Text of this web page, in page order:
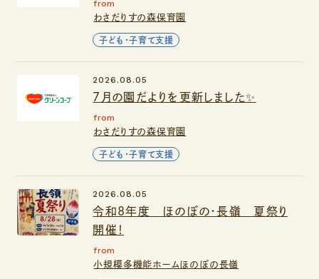
from
わさだりすの森保育園
子ども・子育て支援
７月の園だよりを更新しました✨
2026.08.05
from
わさだりすの森保育園
子ども・子育て支援
令和8年度 ほのぼの・長嶺 夏祭り
開催！
2026.08.05
from
小規模多機能ホームほのぼの長嶺